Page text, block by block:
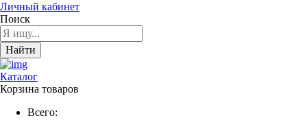
Личный кабинет
Поиск
Найти
Каталог
Корзина товаров
Всего: